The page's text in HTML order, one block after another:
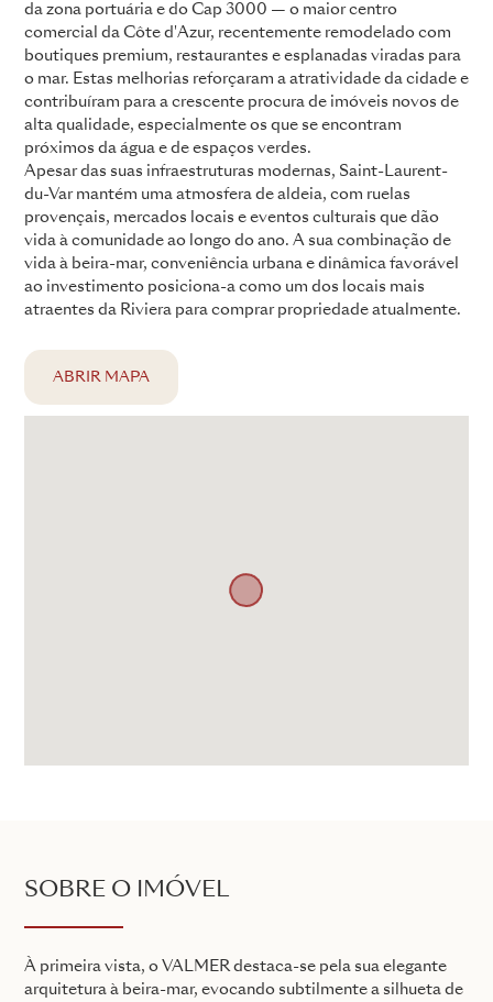
da zona portuária e do Cap 3000 — o maior centro
comercial da Côte d'Azur, recentemente remodelado com
boutiques premium, restaurantes e esplanadas viradas para
o mar. Estas melhorias reforçaram a atratividade da cidade e
contribuíram para a crescente procura de imóveis novos de
alta qualidade, especialmente os que se encontram
próximos da água e de espaços verdes.
Apesar das suas infraestruturas modernas, Saint-Laurent-
du-Var mantém uma atmosfera de aldeia, com ruelas
provençais, mercados locais e eventos culturais que dão
vida à comunidade ao longo do ano. A sua combinação de
vida à beira-mar, conveniência urbana e dinâmica favorável
ao investimento posiciona-a como um dos locais mais
atraentes da Riviera para comprar propriedade atualmente.
ABRIR MAPA
SOBRE O IMÓVEL
À primeira vista, o VALMER destaca-se pela sua elegante
arquitetura à beira-mar, evocando subtilmente a silhueta de